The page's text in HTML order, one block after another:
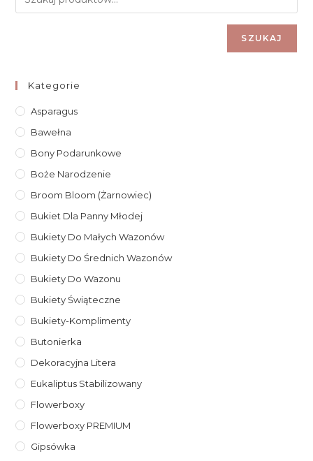
SZUKAJ
Kategorie
Asparagus
Bawełna
Bony Podarunkowe
Boże Narodzenie
Broom Bloom (żarnowiec)
Bukiet Dla Panny Młodej
Bukiety Do Małych Wazonów
Bukiety Do Średnich Wazonów
Bukiety Do Wazonu
Bukiety Świąteczne
Bukiety-Komplimenty
Butonierka
Dekoracyjna Litera
Eukaliptus Stabilizowany
Flowerboxy
Flowerboxy PREMIUM
Gipsówka